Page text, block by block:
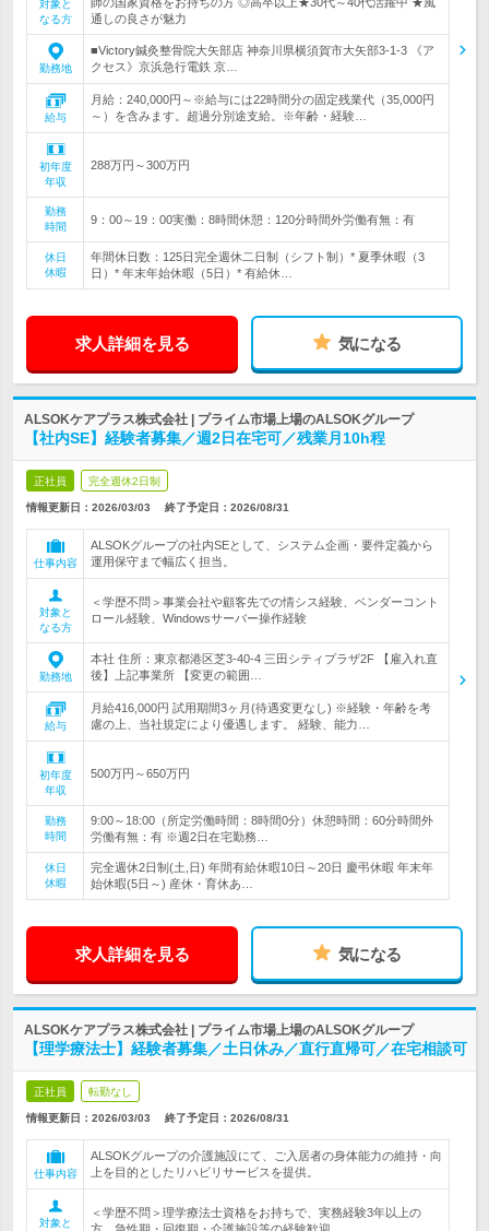
対象と
なる方
通しの良さが魅力
勤務地
■Victory鍼灸整骨院大矢部店 神奈川県横須賀市大矢部3-1-3 《ア
クセス》京浜急行電鉄 京…
給与
月給：240,000円～※給与には22時間分の固定残業代（35,000円
～）を含みます。超過分別途支給。※年齢・経験…
初年度
年収
288万円～300万円
勤務
時間
9：00～19：00実働：8時間休憩：120分時間外労働有無：有
休日
休暇
年間休日数：125日完全週休二日制（シフト制）* 夏季休暇（3
日）* 年末年始休暇（5日）* 有給休…
求人詳細を見る 気になる
ALSOKケアプラス株式会社 | プライム市場上場のALSOKグループ
【社内SE】経験者募集／週2日在宅可／残業月10h程
正社員 完全週休2日制
情報更新日：2026/03/03 終了予定日： 2026/08/31
仕事内容
ALSOKグループの社内SEとして、システム企画・要件定義から
運用保守まで幅広く担当。
対象と
なる方
＜学歴不問＞事業会社や顧客先での情シス経験、ベンダーコント
ロール経験、Windowsサーバー操作経験
勤務地
本社 住所：東京都港区芝3-40-4 三田シティプラザ2F 【雇入れ直
後】上記事業所 【変更の範囲…
給与
月給416,000円 試用期間3ヶ月(待遇変更なし) ※経験・年齢を考
慮の上、当社規定により優遇します。 経験、能力…
初年度
年収
500万円～650万円
勤務
時間
9:00～18:00（所定労働時間：8時間0分）休憩時間：60分時間外
労働有無：有 ※週2日在宅勤務…
休日
休暇
完全週休2日制(土,日) 年間有給休暇10日～20日 慶弔休暇 年末年
始休暇(5日～) 産休・育休あ…
求人詳細を見る 気になる
ALSOKケアプラス株式会社 | プライム市場上場のALSOKグループ
【理学療法士】経験者募集／土日休み／直行直帰可／在宅相談可
正社員 転勤なし
情報更新日：2026/03/03 終了予定日： 2026/08/31
仕事内容
ALSOKグループの介護施設にて、ご入居者の身体能力の維持・向
上を目的としたリハビリサービスを提供。
対象と
＜学歴不問＞理学療法士資格をお持ちで、実務経験3年以上の